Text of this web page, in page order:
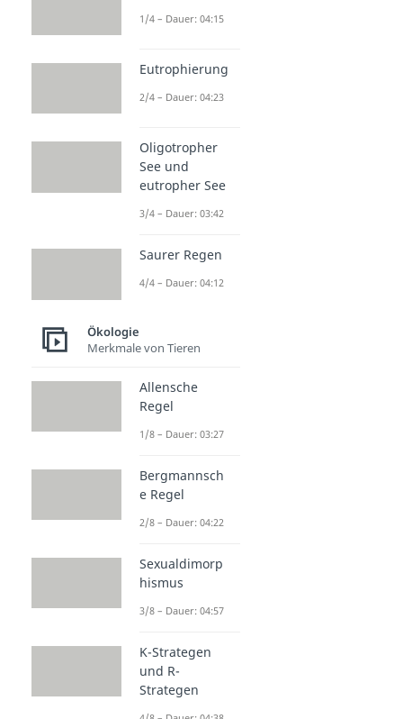
1/4 – Dauer: 04:15
Eutrophierung
2/4 – Dauer: 04:23
Oligotropher
See und
eutropher See
3/4 – Dauer: 03:42
Saurer Regen
4/4 – Dauer: 04:12
Ökologie
Merkmale von Tieren
Allensche
Regel
1/8 – Dauer: 03:27
Bergmannsch
e Regel
2/8 – Dauer: 04:22
Sexualdimorp
hismus
3/8 – Dauer: 04:57
K-Strategen
und R-
Strategen